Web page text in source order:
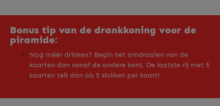
Bonus tip van de drankkoning voor de
piramide:
Nog méér drinken? Begin het omdraaien van de
kaarten dan vanaf de andere kant. De laatste rij met 5
kaarten telt dan als 5 slokken per kaart!